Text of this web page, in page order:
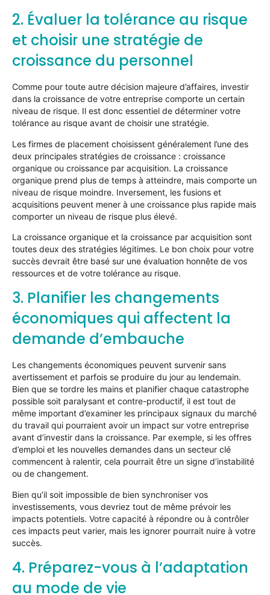
2. Évaluer la tolérance au risque
et choisir une stratégie de
croissance du personnel
Comme pour toute autre décision majeure d’affaires, investir
dans la croissance de votre entreprise comporte un certain
niveau de risque. Il est donc essentiel de déterminer votre
tolérance au risque avant de choisir une stratégie.
Les firmes de placement choisissent généralement l’une des
deux principales stratégies de croissance : croissance
organique ou croissance par acquisition. La croissance
organique prend plus de temps à atteindre, mais comporte un
niveau de risque moindre. Inversement, les fusions et
acquisitions peuvent mener à une croissance plus rapide mais
comporter un niveau de risque plus élevé.
La croissance organique et la croissance par acquisition sont
toutes deux des stratégies légitimes. Le bon choix pour votre
succès devrait être basé sur une évaluation honnête de vos
ressources et de votre tolérance au risque.
3. Planifier les changements
économiques qui affectent la
demande d’embauche
Les changements économiques peuvent survenir sans
avertissement et parfois se produire du jour au lendemain.
Bien que se tordre les mains et planifier chaque catastrophe
possible soit paralysant et contre-productif, il est tout de
même important d’examiner les principaux signaux du marché
du travail qui pourraient avoir un impact sur votre entreprise
avant d’investir dans la croissance. Par exemple, si les offres
d’emploi et les nouvelles demandes dans un secteur clé
commencent à ralentir, cela pourrait être un signe d’instabilité
ou de changement.
Bien qu’il soit impossible de bien synchroniser vos
investissements, vous devriez tout de même prévoir les
impacts potentiels. Votre capacité à répondre ou à contrôler
ces impacts peut varier, mais les ignorer pourrait nuire à votre
succès.
4. Préparez-vous à l’adaptation
au mode de vie